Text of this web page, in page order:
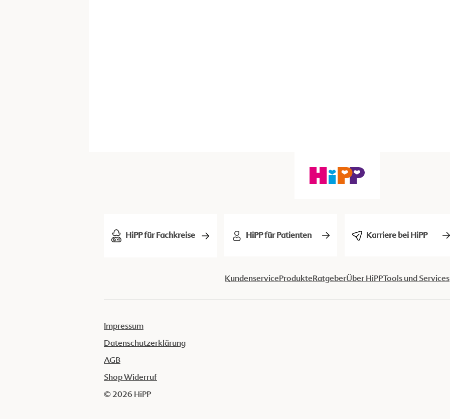
HiPP für Fachkreise HiPP für Patienten Karriere bei HiPP
KundenserviceProdukteRatgeberÜber HiPPTools und Services
Impressum
Datenschutzerklärung
AGB
Shop Widerruf
© 2026 HiPP